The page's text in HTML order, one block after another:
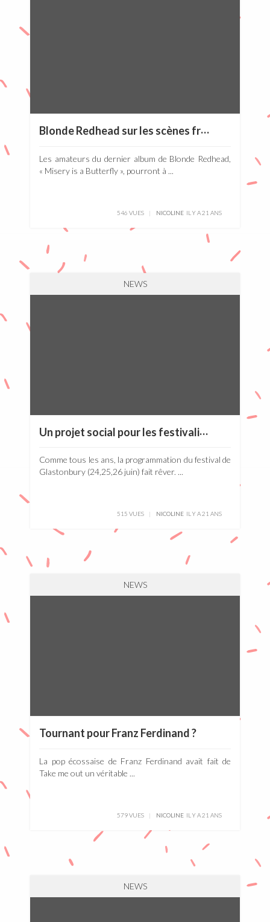
B
londe Redhead sur les scènes françaises cet été
Les amateurs du dernier album de Blonde Redhead,
« Misery is a Butterfly », pourront à ...
546 VUES NICOLINE IL Y A 21 ANS
NEWS
U
n projet social pour les festivaliers anglais
Comme tous les ans, la programmation du festival de
Glastonbury (24,25,26 juin) fait rêver. ...
515 VUES NICOLINE IL Y A 21 ANS
NEWS
Tournant pour Franz Ferdinand ?
La pop écossaise de Franz Ferdinand avait fait de
Take me out un véritable ...
579 VUES NICOLINE IL Y A 21 ANS
NEWS